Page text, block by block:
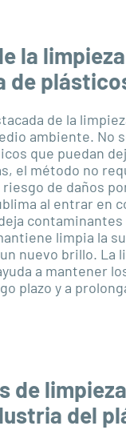
la limpieza
de
de la
ambiente. No
que puedan
el método no
de daños
al entrar en
contaminantes
limpia la
nuevo brillo. La
a mantener
plazo y a
de
del